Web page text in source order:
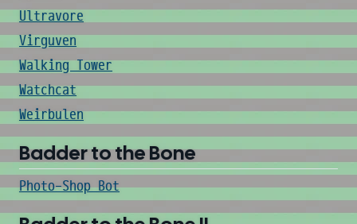
Ultravore
Virguven
Walking Tower
Watchcat
Weirbulen
Badder to the Bone
Photo-Shop Bot